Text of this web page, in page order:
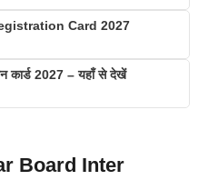
Card 2027
कार्ड 2027 – यहाँ से देखें
Board Inter